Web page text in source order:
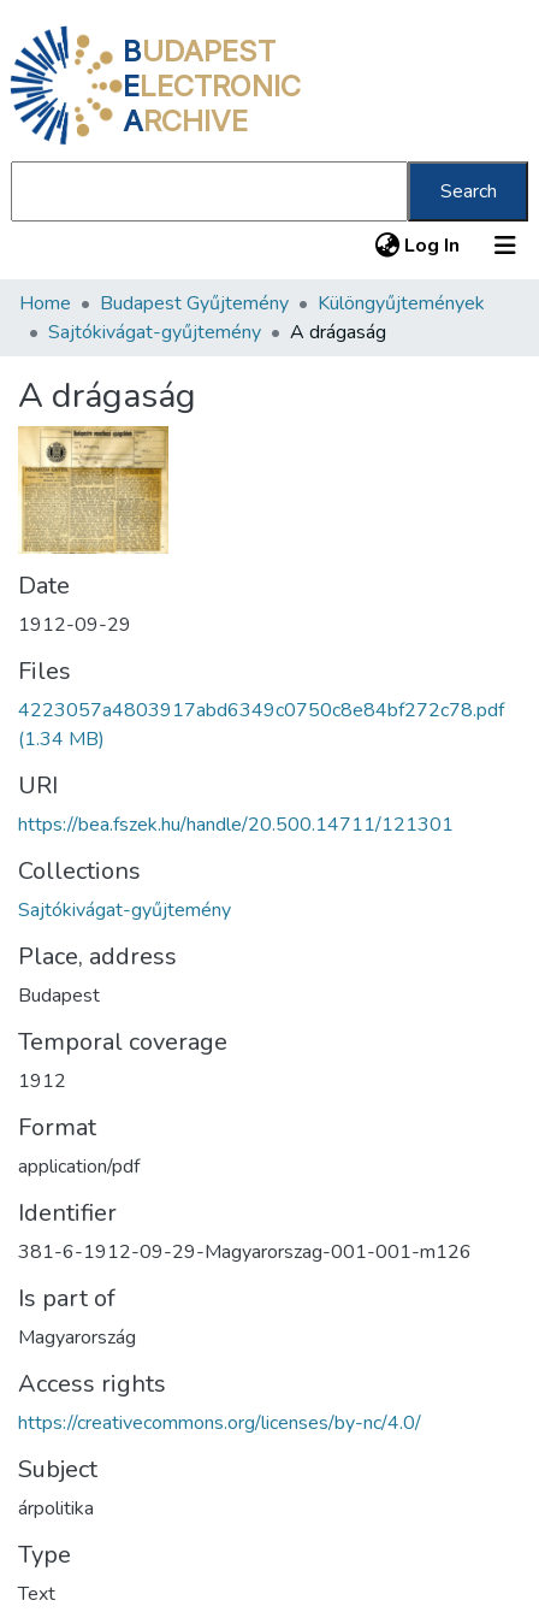
BUDAPEST
ELECTRONIC
ARCHIVE
Search
Log In (current)
Communities & Collections
Statistics
About us
Home Budapest Gyűjtemény
Különgyűjtemények
Sajtókivágat-gyűjtemény
A drágaság
A drágaság
Date
1912-09-29
Files
4223057a4803917abd6349c0750c8e84bf272c78.pdf
(1.34 MB)
URI
https://bea.fszek.hu/handle/20.500.14711/121301
Collections
Sajtókivágat-gyűjtemény
Place, address
Budapest
Temporal coverage
1912
Format
application/pdf
Identifier
381-6-1912-09-29-Magyarorszag-001-001-m126
Is part of
Magyarország
Access rights
https://creativecommons.org/licenses/by-nc/4.0/
Subject
árpolitika
Type
Text